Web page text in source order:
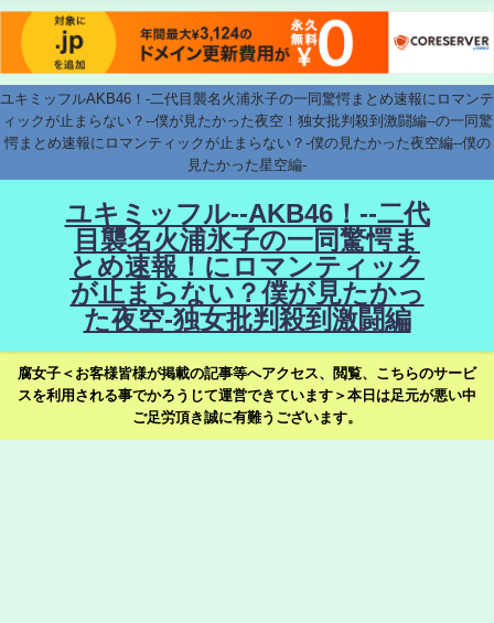
ユキミッフルAKB46！-二代目襲名火浦氷子の一同驚愕まとめ速報にロマンテ
ィックが止まらない？--僕が見たかった夜空！独女批判殺到激闘編--の一同驚
愕まとめ速報にロマンティックが止まらない？-僕の見たかった夜空編--僕の
見たかった星空編-
ユキミッフル--AKB46！--二代
目襲名火浦氷子の一同驚愕ま
とめ速報！にロマンティック
が止まらない？僕が見たかっ
た夜空-独女批判殺到激闘編
腐女子＜お客様皆様が掲載の記事等へアクセス、閲覧、こちらのサービ
スを利用される事でかろうじて運営できています＞本日は足元が悪い中
ご足労頂き誠に有難うございます。